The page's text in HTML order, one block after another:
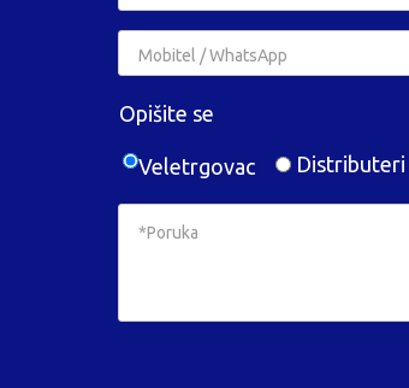
Opišite se
Veletrgovac Distributeri